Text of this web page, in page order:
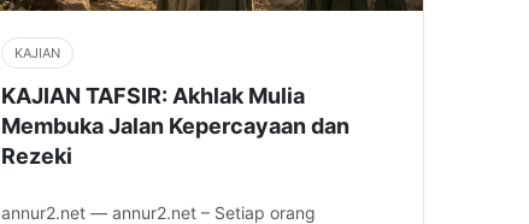
KAJIAN
KAJIAN TAFSIR: Akhlak Mulia
Membuka Jalan Kepercayaan dan
Rezeki
annur2.net — annur2.net – Setiap orang